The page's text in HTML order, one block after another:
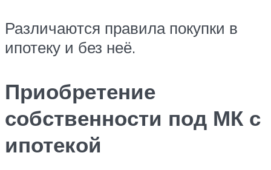
Различаются правила покупки в
ипотеку и без неё.
Приобретение
собственности под МК с
ипотекой